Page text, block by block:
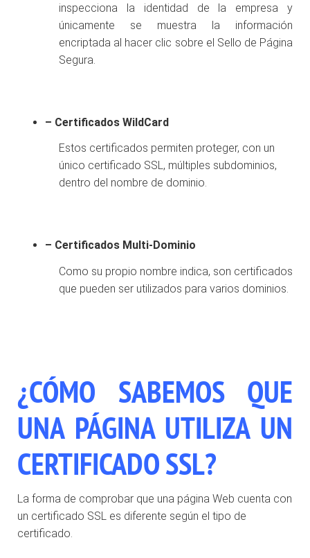
inspecciona la identidad de la empresa y
únicamente se muestra la información
encriptada al hacer clic sobre el Sello de Página
Segura.
– Certificados WildCard
Estos certificados permiten proteger, con un
único certificado SSL, múltiples subdominios,
dentro del nombre de dominio.
– Certificados Multi-Dominio
Como su propio nombre indica, son certificados
que pueden ser utilizados para varios dominios.
¿CÓMO SABEMOS QUE
UNA PÁGINA UTILIZA UN
CERTIFICADO SSL?
La forma de comprobar que una página Web cuenta con
un certificado SSL es diferente según el tipo de
certificado.